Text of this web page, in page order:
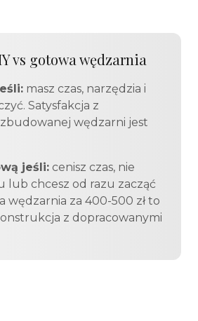
vs gotowa wędzarnia
masz czas, narzędzia i
Satysfakcja z
wędzarni jest
jeśli: cenisz czas, nie
lub chcesz od razu zacząć
wędzarnia za 400-500 zł to
z dopracowanymi